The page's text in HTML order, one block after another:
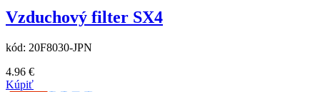
Vzduchový filter SX4
kód: 20F8030-JPN
4.96 €
Kúpiť